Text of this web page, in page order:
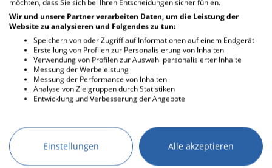
der zukünftige Heilige 1625 geboren wurde –
schickt ihn 1643 zusammen mit dem
venezianischen Botschafter Alvise Contarini nach
Münster in Deutschland, wo der Westfälische
Friede vorbereitet wird, der den blutigen
Dreißigjährigen Krieg beenden soll. Dort kommt es
zu einer entscheidenden Begegnung für Gregors
Leben: Er trifft Kardinal Fabio Chigi, den späteren
Nach seinem Studium in Padua wird Gregor mit 30
Jahren Priester. Alexander VII. ruft ihn nach Rom
und betraut ihn beim Ausbruch der Pest mit der
möchten, dass Sie sich bei Ihren Entscheidungen sicher fühlen.
Wir und unsere Partner verarbeiten Daten, um die Leistung der
Website zu analysieren und Folgendes zu tun:
Speichern von oder Zugriff auf Informationen auf einem Endgerät
Erstellung von Profilen zur Personalisierung von Inhalten
Verwendung von Profilen zur Auswahl personalisierter Inhalte
Messung der Werbeleistung
Messung der Performance von Inhalten
Analyse von Zielgruppen durch Statistiken
Entwicklung und Verbesserung der Angebote
Einstellungen Alle akzeptieren